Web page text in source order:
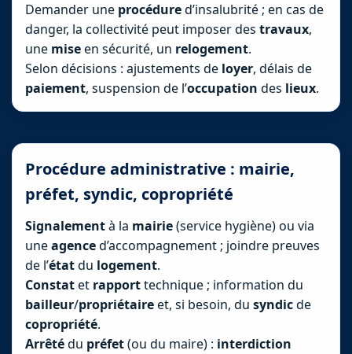
Demander une procédured’insalubrité ; en cas de
danger, la collectivité peut imposer des travaux,
une miseen sécurité, un relogement.
Selon décisions : ajustements de loyer, délais de
paiement, suspension de l’occupation des lieux.
Procédure administrative : mairie,
préfet, syndic, copropriété
Signalementà la mairie(service hygiène) ou via
uneagenced’accompagnement ; joindre preuves
de l’étatdu logement.
Constatet rapporttechnique ; information du
bailleur/propriétaireet, si besoin, du syndicde
copropriété.
Arrêtédu préfet(ou du maire) : interdiction